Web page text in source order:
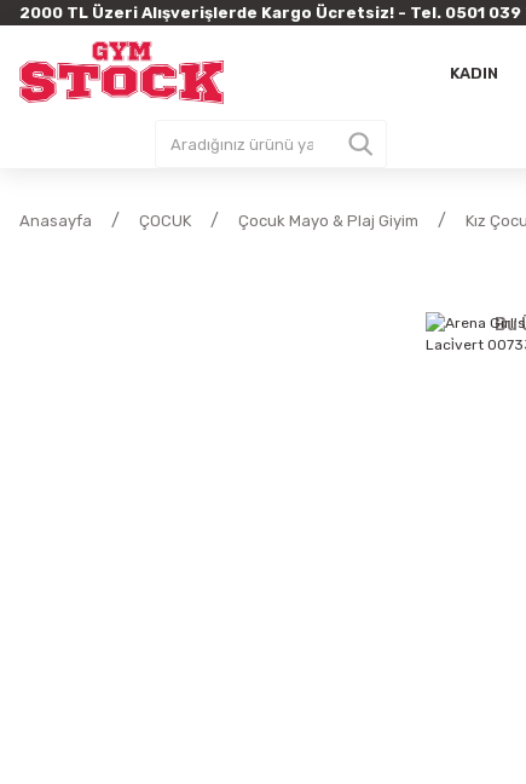
2000 TL Üzeri Alışverişlerde Kargo Ücretsiz! - Tel. 0501 039
KADIN
Anasayfa ÇOCUK Çocuk Mayo & Plaj Giyim Kız
Bu